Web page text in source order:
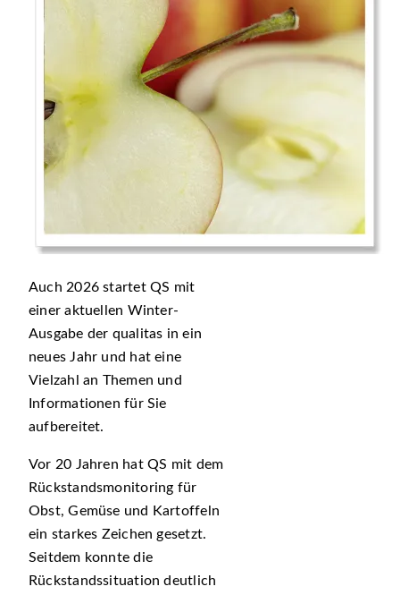
Auch 2026 startet QS mit
einer aktuellen Winter-
Ausgabe der qualitas in ein
neues Jahr und hat eine
Vielzahl an Themen und
Informationen für Sie
aufbereitet.
Vor 20 Jahren hat QS mit dem
Rückstandsmonitoring für
Obst, Gemüse und Kartoffeln
ein starkes Zeichen gesetzt.
Seitdem konnte die
Rückstandssituation deutlich